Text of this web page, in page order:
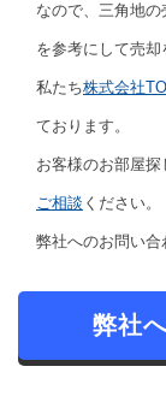
なので、三角地
を参考にして売却
私たち株式会社
ております。
お客様のお部屋
ご相談 ください。
弊社へのお問い合
弊社